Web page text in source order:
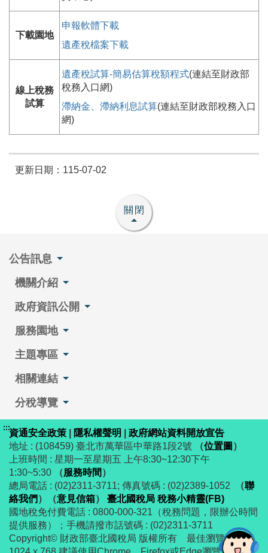
下載園地
申報軟體下載
遺產稅檔案下載
線上稅務
試算
遺產稅試算-簡易估算稅額程式(連結至財政部
稅務入口網)
滯納金、滯納利息試算(連結至財政部稅務入口
網)
更新日期：115-07-02
關閉
公告訊息
機關介紹
政府資訊公開
服務園地
主題專區
相關連結
分稅導覽
:::資通安全政策 隱私權聲明
政府網站資料開放宣告
地址 : (108459) 臺北市萬華區中華路1段2號
（位置圖 ）
上班時間 : 星期一至星期五 上午8:30~12:30下午
1:30~5:30
（服務時間 ）
總局電話 : (02)2311-3711; 傳真號碼 : (02)2389-1052
（聯
絡我們 ） （意見信箱）
臺北國稅局 稅務小精靈(FB)
國地稅免付費電話 : 0800-000-321（稅務問題，限辦公時間
提供服務）；手機請撥市話號碼 : (02)2311-3711
Copyright© 財政部臺北國稅局 版權所有 最佳瀏覽解析度